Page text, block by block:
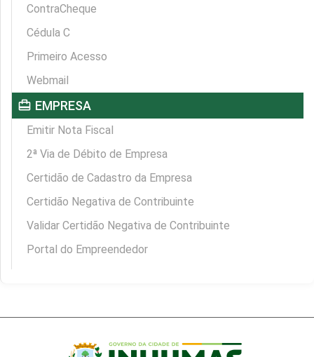
ContraCheque
Cédula C
Primeiro Acesso
Webmail
card_travel EMPRESA
Emitir Nota Fiscal
2ª Via de Débito de Empresa
Certidão de Cadastro da Empresa
Certidão Negativa de Contribuinte
Validar Certidão Negativa de Contribuinte
Portal do Empreendedor